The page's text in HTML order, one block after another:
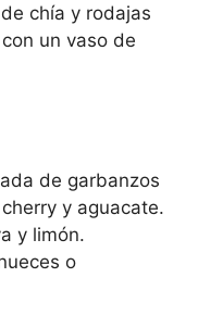
chía y rodajas
un vaso de
de garbanzos
y aguacate.
y limón.
o